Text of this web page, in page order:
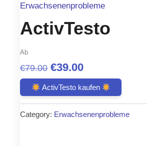
Erwachsenenprobleme
ActivTesto
Ab
€79.00 Original
price
was:
€79.00.
€39.00Current
price
is:
€39.00.
ActivTesto kaufen
Category: Erwachsenenprobleme